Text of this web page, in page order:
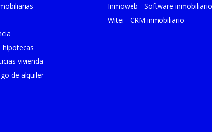
hipotecas
vivienda
de alquiler
Inmoweb - Software inmobiliario
Witei - CRM inmobiliario